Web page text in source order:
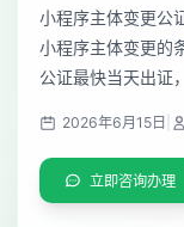
小程序主体变更公
小程序主体变更的
公证最快当天出证
2026年6月15日
立即咨询办理